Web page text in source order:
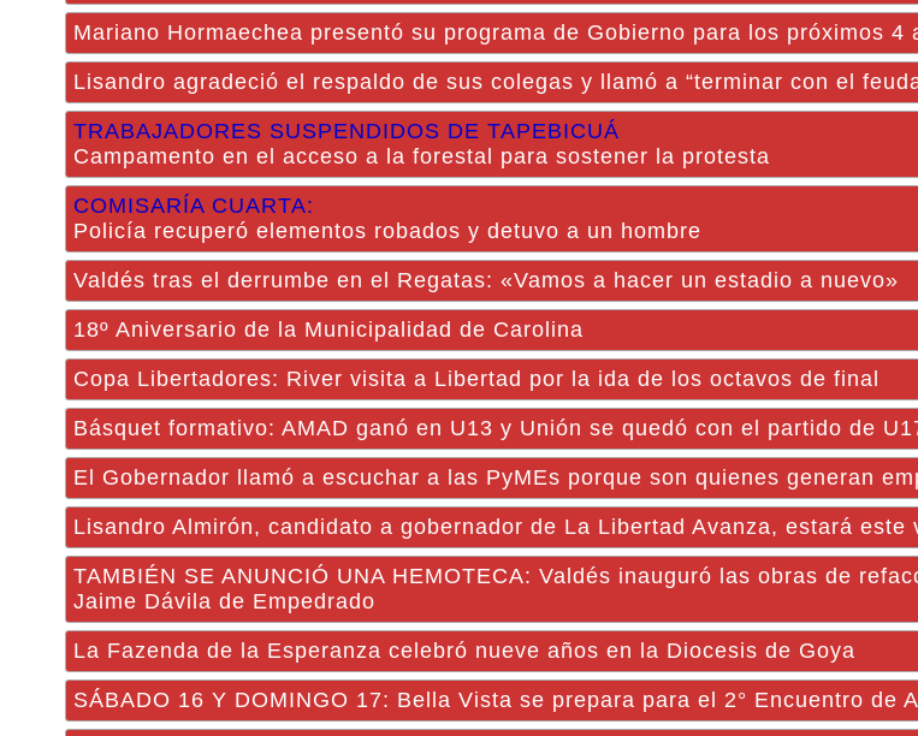
Mariano Hormaechea presentó su programa de Gobierno para los próximos 4
Lisandro agradeció el respaldo de sus colegas y llamó a “terminar con el
TRABAJADORES SUSPENDIDOS DE TAPEBICUÁ
Campamento en el acceso a la forestal para sostener la protesta
COMISARÍA CUARTA:
Policía recuperó elementos robados y detuvo a un hombre
Valdés tras el derrumbe en el Regatas: «Vamos a hacer un estadio a nuevo»
18º Aniversario de la Municipalidad de Carolina
Copa Libertadores: River visita a Libertad por la ida de los octavos de final
Básquet formativo: AMAD ganó en U13 y Unión se quedó con el partido de
El Gobernador llamó a escuchar a las PyMEs porque son quienes generan
Lisandro Almirón, candidato a gobernador de La Libertad Avanza, estará este
TAMBIÉN SE ANUNCIÓ UNA HEMOTECA: Valdés inauguró las obras de
Jaime Dávila de Empedrado
La Fazenda de la Esperanza celebró nueve años en la Diocesis de Goya
SÁBADO 16 Y DOMINGO 17: Bella Vista se prepara para el 2° Encuentro de